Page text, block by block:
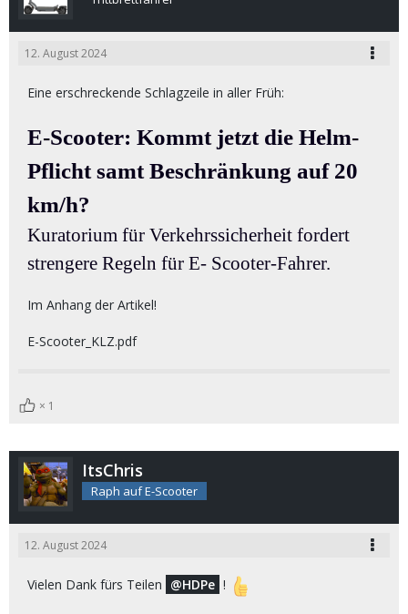
12. August 2024
Eine erschreckende Schlagzeile in aller Früh:
E-Scooter: Kommt jetzt die Helm-
Pflicht samt Beschränkung auf 20
km/h?
Kuratorium für Verkehrssicherheit fordert
strengere Regeln für E- Scooter-Fahrer.
Im Anhang der Artikel!
E-Scooter_KLZ.pdf
1
ItsChris
Raph auf E-Scooter
12. August 2024
Vielen Dank fürs Teilen HDPe !